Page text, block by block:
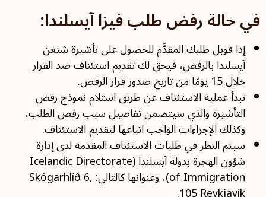
في حالة رفض طلب فيزا آيسلندا:
إذا قوبل طلبك المقدَّم للحصول على تأشيرة شنغن
آيسلندا بالرفض، فيحق لك تقديم استئناف ضد القرار
خلال 15 يومًا من تاريخ صدور قرار الرفض.
تبدأ عملية الاستئناف عن طريق استلام نموذج رفض
التأشيرة والذي سيتضمن تفاصيل سبب رفض الطلب،
وكذلك الإجراءات الواجب اتباعها لتقديم الاستئناف.
سيتم النظر في طلبات الاستئناف المقدمة لدى إدارة
شؤون الهجرة بدولة آيسلندا (Icelandic Directorate
of Immigration)، وعنوانها كالتالي: Skógarhlíð 6,